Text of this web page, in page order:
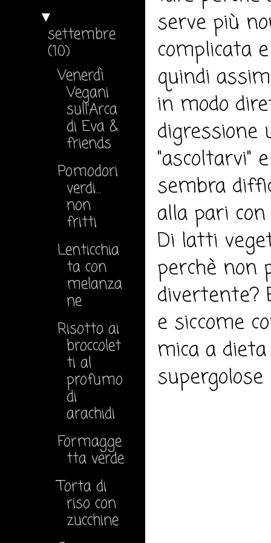
serve più
complicata
quindi
in modo
digressione
"ascoltarvi"
sembra
alla pari
Di latti
perchè non
divertente?
e siccome
mica a
▼
settembre
(10)
Venerdì
Vegani
sull’Arca
di Eva &
friends
Pomodori
verdi...
non
fritti
Lenticchia
ta con
melanza
ne
Risotto ai
broccolet
ti al
profumo
di
arachidi
Formagge
tta verde
Torta di
riso con
zucchine